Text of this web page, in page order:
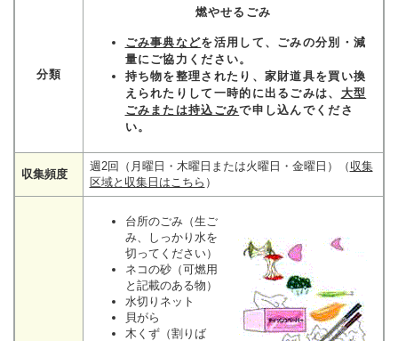
分類
燃やせるごみ
ごみ事典などを活用して、ごみの分別・減
量にご協力ください。
持ち物を整理されたり、家財道具を買い換
えられたりして一時的に出るごみは、 大型
ごみまたは持込ごみで申し込んでくださ
い。
収集頻度
週2回（月曜日・木曜日または火曜日・金曜日）（ 収集
区域と収集日はこちら ）
台所のごみ（生ご
み、しっかり水を
切ってください）
ネコの砂（可燃用
と記載のある物）
水切りネット
貝がら
木くず（割りば